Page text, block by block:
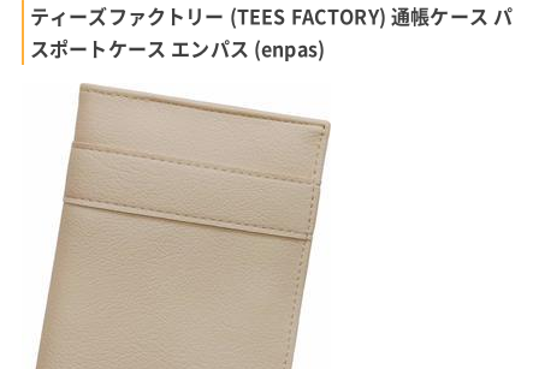
ティーズファクトリー (TEES FACTORY) 通帳ケース パ
スポートケース エンパス (enpas)